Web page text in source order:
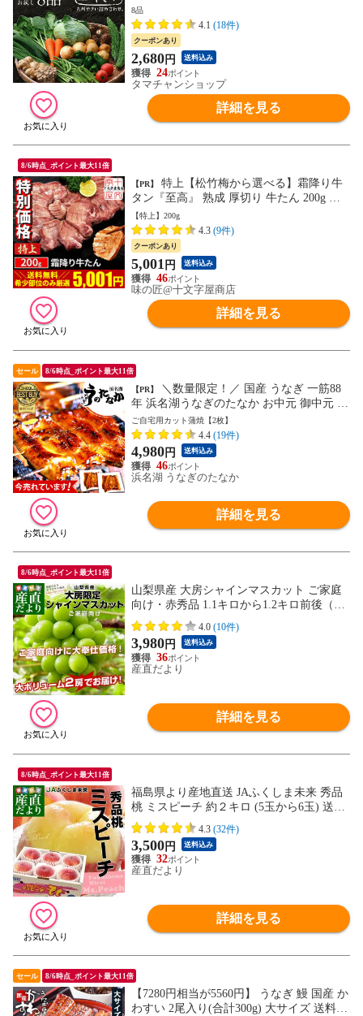
崎県の農家採れたて野菜8品 全国送料無料
でお届け！ 宮崎で摂れた美味しい野菜を選
りすぐりでお届け！ お試しセット 野菜セ
ット 九州産 野菜 詰め合わせ お取り寄せ
ギフト クール便【送料無料】
8品
4.1 (18件)
クーポンあり
2,680円 送料込み
24
タマチャンショップ
詳細を見る
8/6時点_ポイント最大11倍
【PR】
タン『至高』 熟成 厚切り 牛たん 200g セ
ット 仙台名物 ギフト 贈答用 宮城 焼肉 肉
グルメ 食べ物 おつまみ お取り寄せ BBQ
バーベキュー atjs
【特上】200g
4.3 (9件)
クーポンあり
5,001 円 送料込み
46
味の匠@十文字屋商店
詳細を見る
セール 8/6時点_ポイント最大11倍
【PR】
年 浜名湖うなぎのたなか お中元 御中元 夏
ギフト プレゼント 送料無料 小分け 蒲焼き
食べ物 食品 グルメ 人気 誕生日 内祝い ご
褒美 鰻 ウナギ 蒲焼2枚 自宅用 pon-2 ※ご
指定日にお届け ds_mall_point_cp202607600
30
ご自宅用カット蒲焼【2枚】
4.4 (19件)
4,980円 送料込み
46
浜名湖 うなぎのたなか
詳細を見る
8/6時点_ポイント最大11倍
山梨県産 大房シャインマスカット ご家庭
向け・赤秀品 1.1キロから1.2キロ前後（2
房）送料無料 ぶどう ブドウ 種なしぶどう
葡萄 ※クール便
4.0 (10件)
3,980円 送料込み
36
産直だより
詳細を見る
8/6時点_ポイント最大11倍
福島県より産地直送 JAふくしま未来 秀品
桃 ミスピーチ 約２キロ (5玉から6玉) 送料
無料 もも 桃 お中元 ギフト
4.3 (32件)
3,500円 送料込み
32
産直だより
詳細を見る
セール 8/6時点_ポイント最大11倍
【7280円相当が5560円】 うなぎ 鰻 国産 か
わすい 2尾入り(合計300g) 大サイズ 送料無